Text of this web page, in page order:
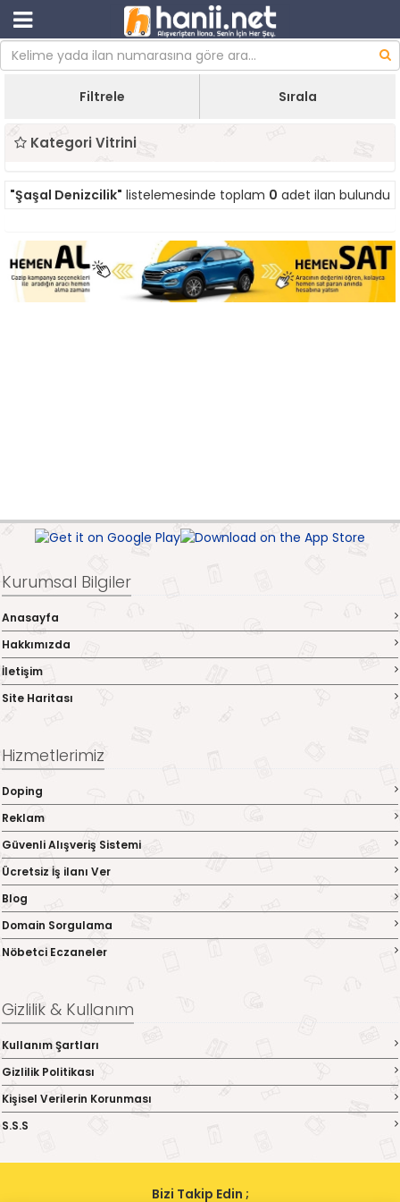
Filtrele Sırala
Kategori Vitrini
"Şaşal Denizcilik" listelemesinde toplam 0 adet ilan bulundu
Kurumsal Bilgiler
Anasayfa
Hakkımızda
İletişim
Site Haritası
Hizmetlerimiz
Doping
Reklam
Güvenli Alışveriş Sistemi
Ücretsiz İş ilanı Ver
Blog
Domain Sorgulama
Nöbetci Eczaneler
Gizlilik & Kullanım
Kullanım Şartları
Gizlilik Politikası
Kişisel Verilerin Korunması
S.S.S
Bizi Takip Edin ;